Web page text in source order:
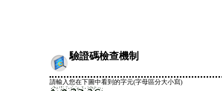
驗證碼檢查機制
請輸入您在下圖中看到的字元(字母區分大小寫)